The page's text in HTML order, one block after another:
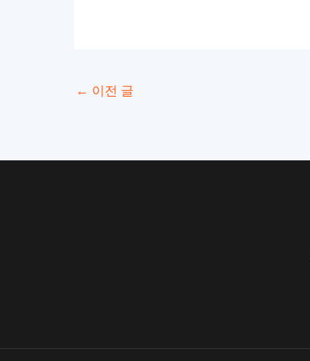
← 이전 글